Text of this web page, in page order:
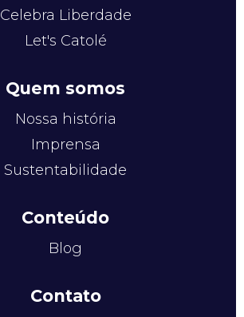
Celebra Liberdade
Let's Catolé
Quem somos
Nossa história
Imprensa
Sustentabilidade
Conteúdo
Blog
Contato